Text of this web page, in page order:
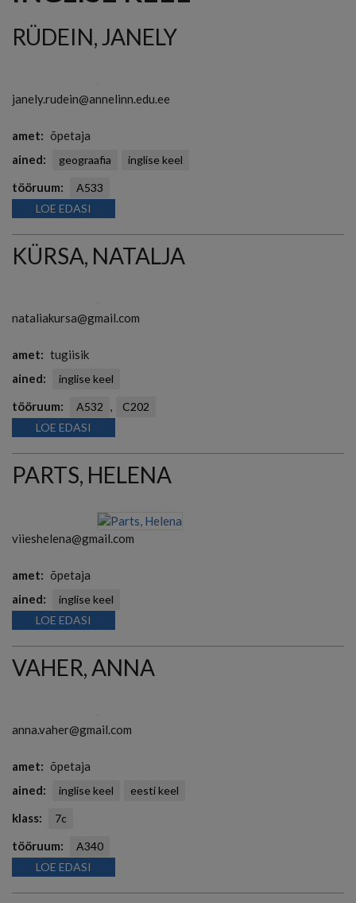
RÜDEIN, JANELY
janely.rudein@annelinn.edu.ee
amet
õpetaja
ained
geograafia inglise keel
tööruum
A533
LOE EDASI
KÜRSA, NATALJA
nataliakursa@gmail.com
amet
tugiisik
ained
inglise keel
tööruum A532
C202
LOE EDASI
PARTS, HELENA
viieshelena@gmail.com
amet
õpetaja
ained
inglise keel
LOE EDASI
VAHER, ANNA
anna.vaher@gmail.com
amet
õpetaja
ained
inglise keel eesti keel
klass 7c
tööruum
A340
LOE EDASI